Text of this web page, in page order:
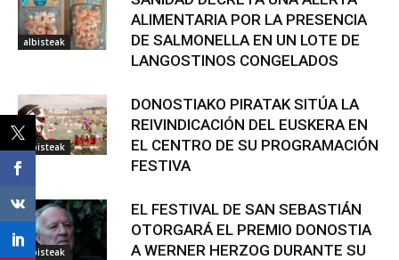
albisteak
ALIMENTARIA POR LA PRESENCIA
DE SALMONELLA EN UN LOTE DE
LANGOSTINOS CONGELADOS
albisteak
DONOSTIAKO PIRATAK SITÚA LA
REIVINDICACIÓN DEL EUSKERA EN
EL CENTRO DE SU PROGRAMACIÓN
FESTIVA
albisteak
EL FESTIVAL DE SAN SEBASTIÁN
OTORGARÁ EL PREMIO DONOSTIA
A WERNER HERZOG DURANTE SU